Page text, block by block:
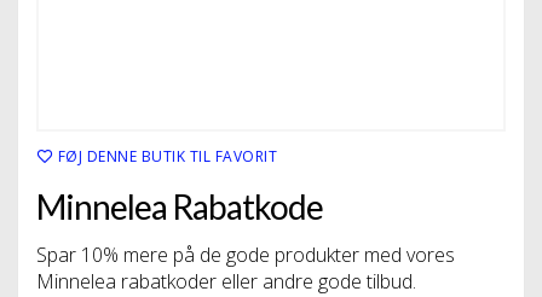
FØJ DENNE BUTIK TIL FAVORIT
Minnelea Rabatkode
Spar 10% mere på de gode produkter med vores
Minnelea rabatkoder eller andre gode tilbud.